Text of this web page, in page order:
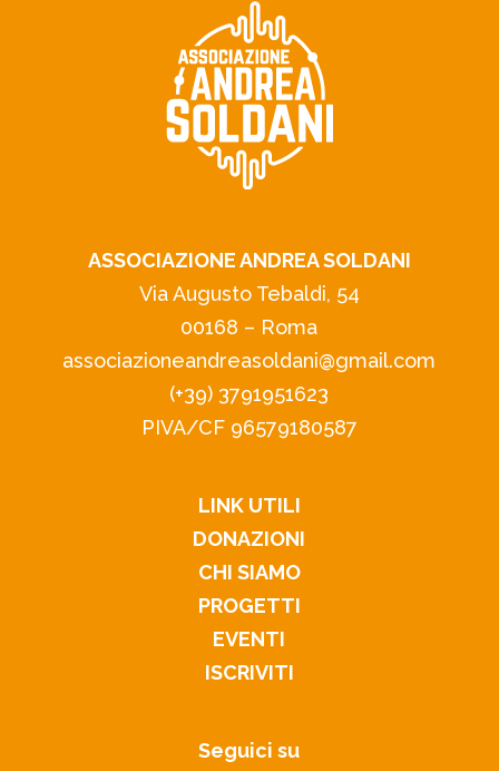
ASSOCIAZIONE ANDREA SOLDANI
Via Augusto Tebaldi, 54
00168 – Roma
associazioneandreasoldani@gmail.com
(+39) 3791951623
PIVA/CF 96579180587
LINK UTILI
DONAZIONI
CHI SIAMO
PROGETTI
EVENTI
ISCRIVITI
Seguici su